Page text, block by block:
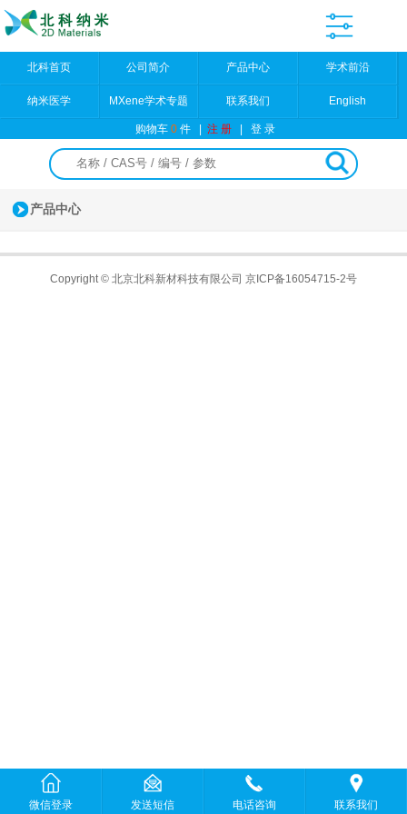
北科首页 公司简介 产品中心 学术前沿
纳米医学 MXene学术专题 联系我们 English
购物车0件 |注 册 |登 录
产品中心
Copyright © 北京北科新材科技有限公司 京ICP备16054715-2号
微信登录 发送短信 电话咨询 联系我们